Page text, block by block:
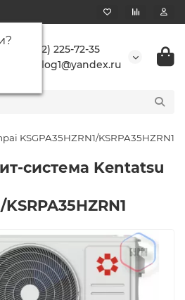
?
+7 (862) 225-72-35
buranlog1@yandex.ru
KSGPA35HZRN1/KSRPA35HZRN1
система Kentatsu